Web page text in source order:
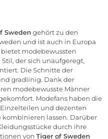
Sweden gehört zu den
und ist auch in Europa
modebewussten
der sich unaufgeregt,
Die Schnitte der
gradlinig. Dank der
modebewusste Männer
Modefans haben die
und dezenten
kombinieren lassen. Darüber
durch ihre
von Tiger of Sweden